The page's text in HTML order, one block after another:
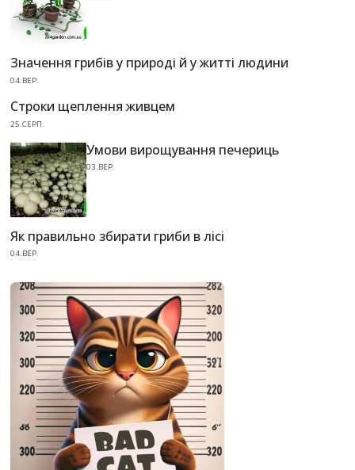
Значення грибів у природі й у житті людини
04.ВЕР.
Строки щеплення живцем
25.СЕРП.
Умови вирощування печериць
03.ВЕР.
Як правильно збирати гриби в лісі
04.ВЕР.